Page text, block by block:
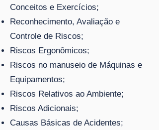
Conceitos e Exercícios;
Reconhecimento, Avaliação e
Controle de Riscos;
Riscos Ergonômicos;
Riscos no manuseio de Máquinas e
Equipamentos;
Riscos Relativos ao Ambiente;
Riscos Adicionais;
Causas Básicas de Acidentes;